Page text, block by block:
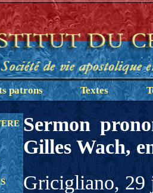
patrons Textes
Sermon
Gilles Wach,
Gricigliano, 29